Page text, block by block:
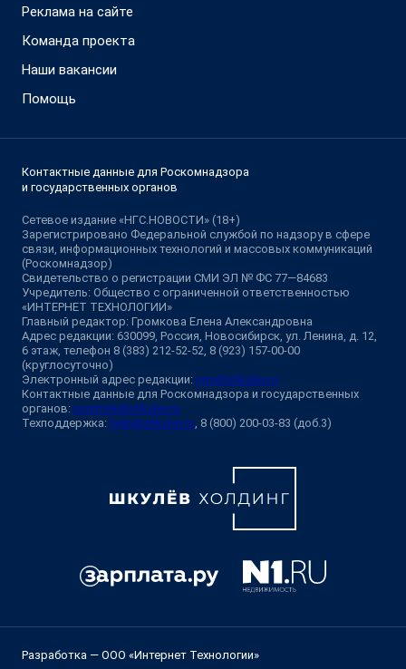
Реклама на сайте
Команда проекта
Наши вакансии
Помощь
Контактные данные для Роскомнадзора
и государственных органов
Сетевое издание «НГС.НОВОСТИ» (18+)
Зарегистрировано Федеральной службой по надзору в сфере
связи, информационных технологий и массовых коммуникаций
(Роскомнадзор)
Свидетельство о регистрации СМИ ЭЛ № ФС 77—84683
Учредитель: Общество с ограниченной ответственностью
«ИНТЕРНЕТ ТЕХНОЛОГИИ»
Главный редактор: Громкова Елена Александровна
Адрес редакции: 630099, Россия, Новосибирск, ул. Ленина, д. 12,
6 этаж, телефон 8 (383) 212-52-52, 8 (923) 157-00-00
(круглосуточно)
Электронный адрес редакции: ngs@shkulev.ru
Контактные данные для Роскомнадзора и государственных
органов: juristnsk@shkulev.ru
Техподдержка: help@shkulev.ru, 8 (800) 200-03-83 (доб.3)
Разработка — ООО «Интернет Технологии»